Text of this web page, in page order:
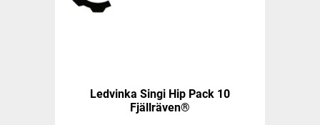
Ledvinka Singi Hip Pack 10
Fjällräven®